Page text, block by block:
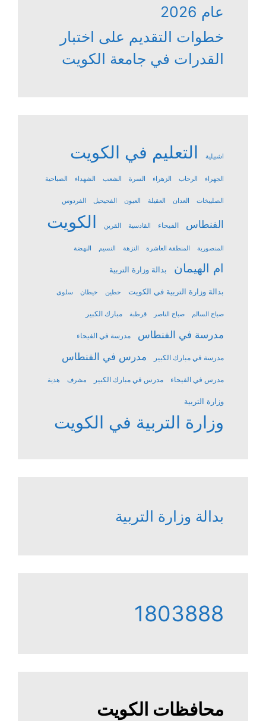
عام 2026
خطوات التقديم على اختبار
القدرات في جامعة الكويت
اشبيلية التعليم في الكويت
الجهراء الرحاب الزهراء السرة الشعب الشهداء الصباحية
الصليبخات العدان العقيلة العيون الفحيحيل الفردوس
الفنطاس الفيحاء القادسية القرين الكويت
المنصورية المنطقة العاشرة النزهة النسيم النهضة
ام الهيمان بدالة وزارة التربية
بدالة وزارة التربية في الكويت حطين خيطان سلوى
صباح السالم صباح الناصر قرطبة مبارك الكبير
مدرسة في الفنطاس مدرسة في الفيحاء
مدرسة في مبارك الكبير مدرس في الفنطاس
مدرس في الفيحاء مدرس في مبارك الكبير مشرف هدية
وزارة التربية
وزارة التربية في الكويت
بدالة وزارة التربية
1803888
محافظات الكويت